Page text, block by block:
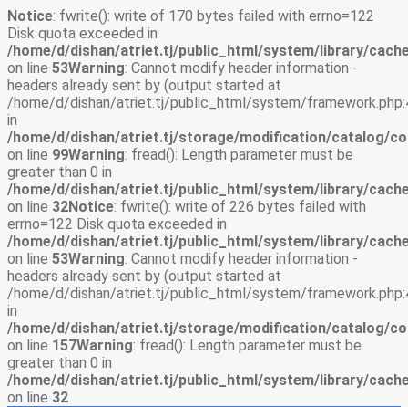
Notice: fwrite(): write of 170 bytes failed with errno=122
Disk quota exceeded in
/home/d/dishan/atriet.tj/public_html/system/library/
on line 53Warning: Cannot modify header information -
headers already sent by (output started at
/home/d/dishan/atriet.tj/public_html/system/
in
/home/d/dishan/atriet.tj/storage/modification/catalog/
on line 99Warning: fread(): Length parameter must be
greater than 0 in
/home/d/dishan/atriet.tj/public_html/system/library/
on line 32Notice: fwrite(): write of 226 bytes failed with
errno=122 Disk quota exceeded in
/home/d/dishan/atriet.tj/public_html/system/library/
on line 53Warning: Cannot modify header information -
headers already sent by (output started at
/home/d/dishan/atriet.tj/public_html/system/
in
/home/d/dishan/atriet.tj/storage/modification/catalog/
on line 157Warning: fread(): Length parameter must be
greater than 0 in
/home/d/dishan/atriet.tj/public_html/system/library/
on line 32